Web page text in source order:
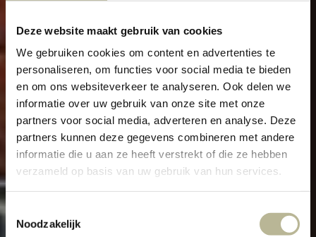
Deze website maakt gebruik van cookies
We gebruiken cookies om content en advertenties te
personaliseren, om functies voor social media te bieden
en om ons websiteverkeer te analyseren. Ook delen we
informatie over uw gebruik van onze site met onze
partners voor social media, adverteren en analyse. Deze
partners kunnen deze gegevens combineren met andere
informatie die u aan ze heeft verstrekt of die ze hebben
verzameld op basis van uw gebruik van hun services.
NoodzakelijkPROJECT VOLLEDIG